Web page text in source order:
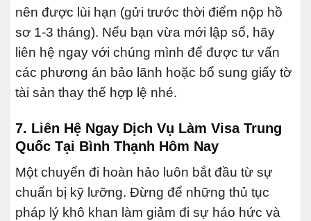
nên được lùi hạn (gửi trước thời điểm nộp hồ
sơ 1-3 tháng). Nếu bạn vừa mới lập sổ, hãy
liên hệ ngay với chúng mình để được tư vấn
các phương án bảo lãnh hoặc bổ sung giấy tờ
tài sản thay thế hợp lệ nhé.
7. Liên Hệ Ngay Dịch Vụ Làm Visa Trung
Quốc Tại Bình Thạnh Hôm Nay
Một chuyến đi hoàn hảo luôn bắt đầu từ sự
chuẩn bị kỹ lưỡng. Đừng để những thủ tục
pháp lý khô khan làm giảm đi sự háo hức và